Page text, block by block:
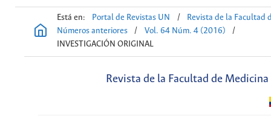
Está en: Portal de Revistas UN /
Revista de la Facultad
Números anteriores
/ Vol. 64 Núm. 4 (2016)
/
INVESTIGACIÓN ORIGINAL
Revista de la Facultad de Medicina